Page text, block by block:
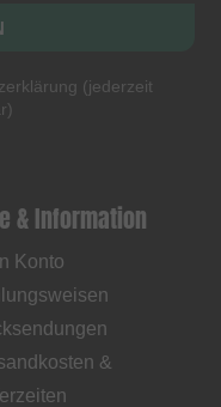
(jederzeit
)
& Information
Konto
&